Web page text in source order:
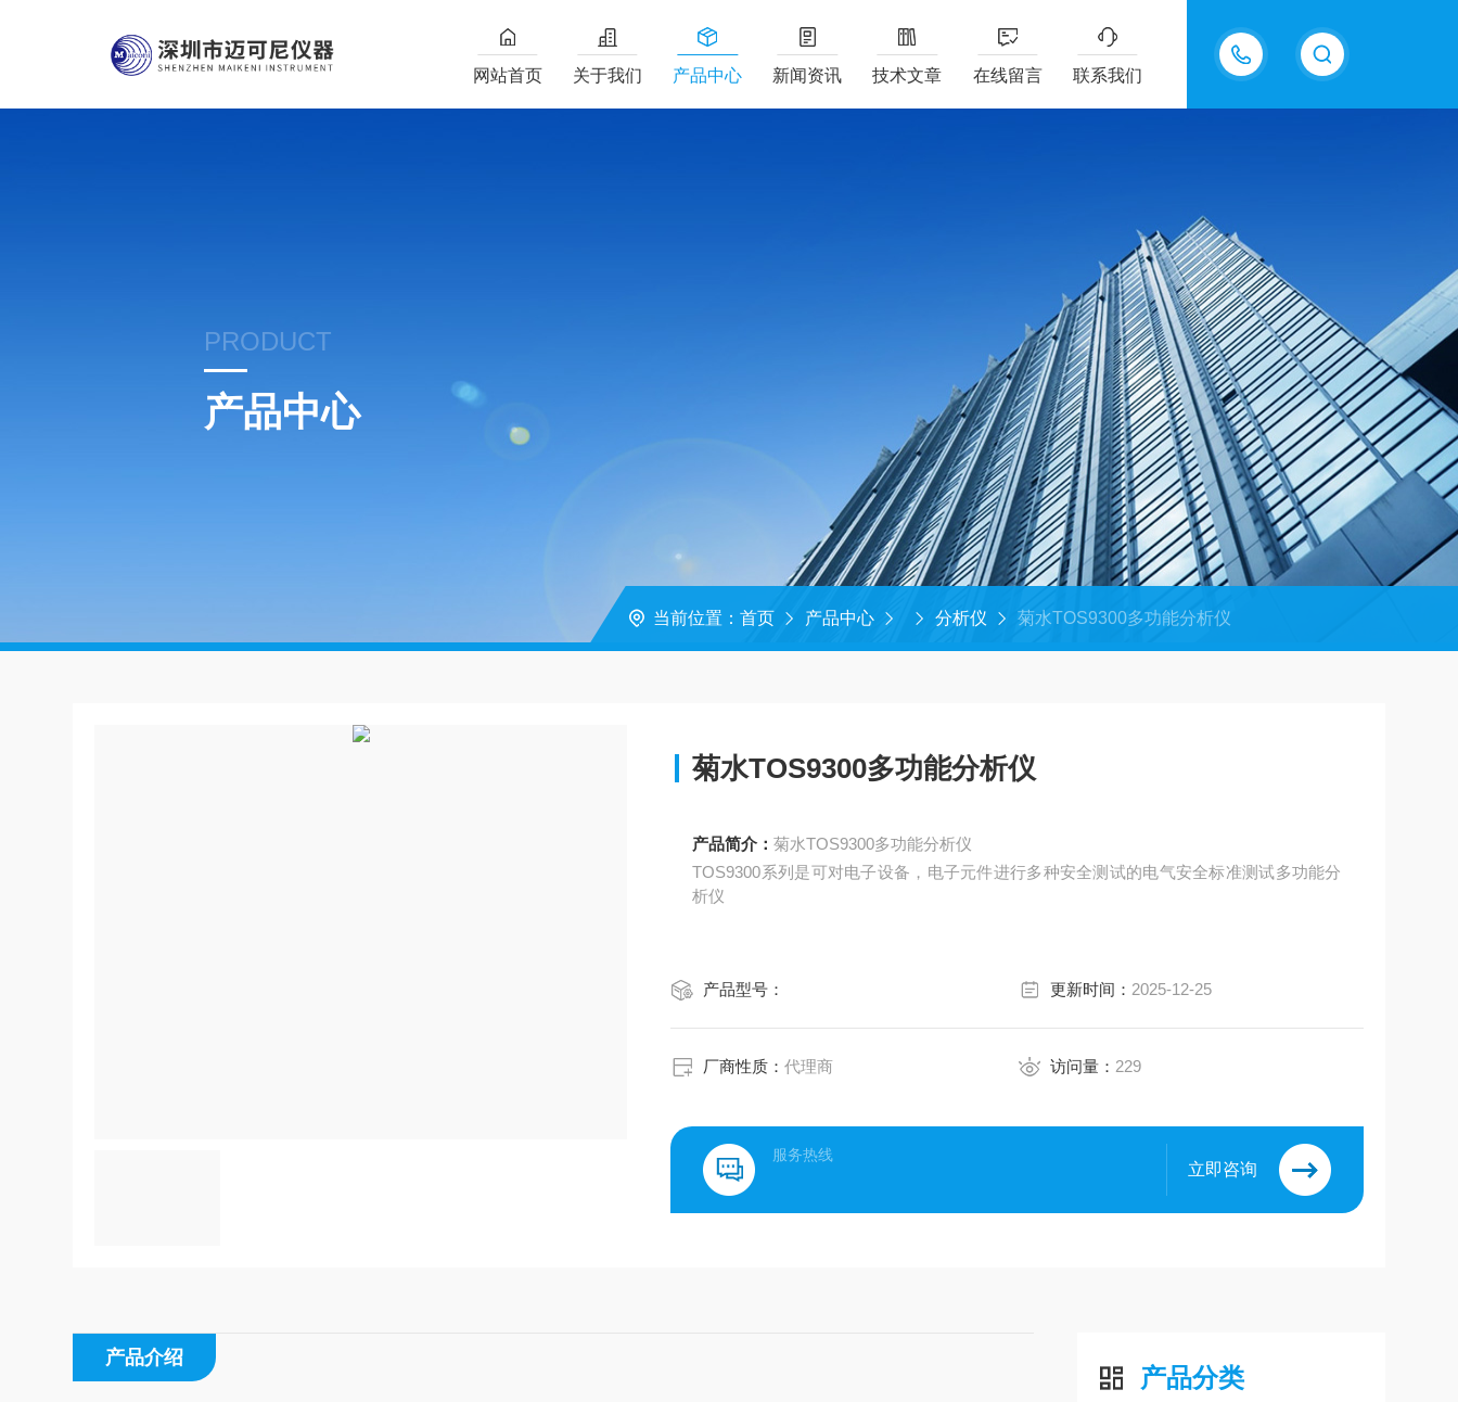
13826505971
网站首页 关于我们 产品中心 新闻资讯 技术文章 在线留言 联系我们
PRODUCT
产品中心
当前位置： 首页 产品中心 分析仪 菊水TOS9300多功能分析仪
菊水TOS9300多功能分析仪
产品简介：菊水TOS9300多功能分析仪
TOS9300系列是可对电子设备，电子元件进行多种安全测试的电气安全标准测试多功能分
析仪
产品型号： 更新时间： 2025-12-25
厂商性质：代理商 访问量： 229
服务热线
立即咨询
产品分类
产品介绍